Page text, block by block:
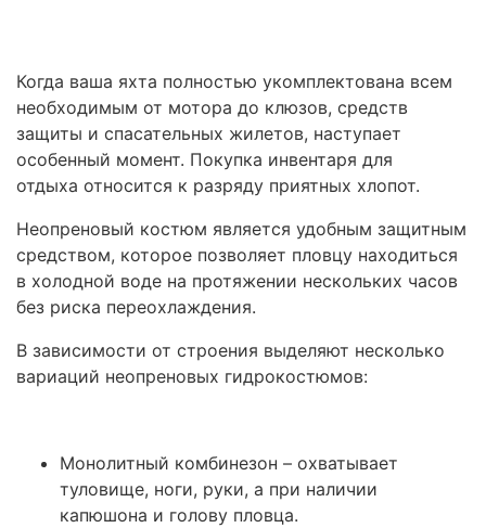
Когда ваша яхта полностью укомплектована всем
необходимым от мотора до клюзов, средств
защиты и спасательных жилетов, наступает
особенный момент. Покупка инвентаря для
отдыха относится к разряду приятных хлопот.
Неопреновый костюм является удобным защитным
средством, которое позволяет пловцу находиться
в холодной воде на протяжении нескольких часов
без риска переохлаждения.
В зависимости от строения выделяют несколько
вариаций неопреновых гидрокостюмов:
Монолитный комбинезон – охватывает
туловище, ноги, руки, а при наличии
капюшона и голову пловца.